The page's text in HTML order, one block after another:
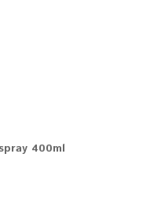
400ml